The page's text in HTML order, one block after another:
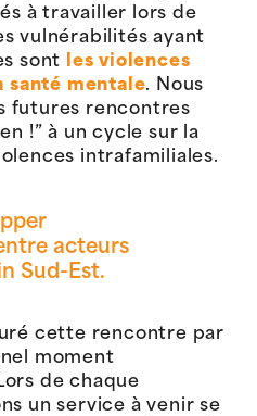
à travailler lors de
vulnérabilités ayant
sont
les violences
santé mentale. Nous
futures rencontres
!” à un cycle sur la
intrafamiliales.
acteurs
Sud-Est.
cette rencontre par
moment
de chaque
un service à venir se